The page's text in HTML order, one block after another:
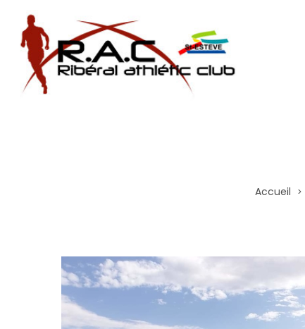
Accueil >